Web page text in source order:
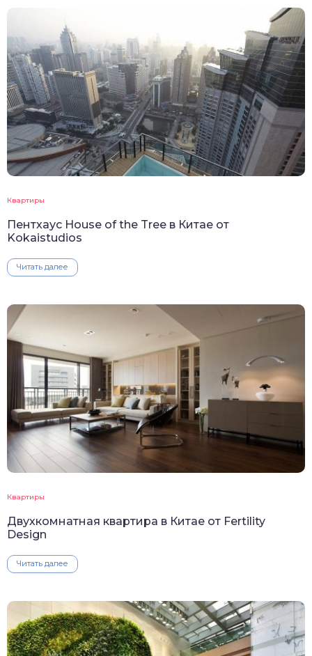
Квартиры
Пентхаус House of the Tree в Китае от
Kokaistudios
Читать далее
Квартиры
Двухкомнатная квартира в Китае от Fertility
Design
Читать далее